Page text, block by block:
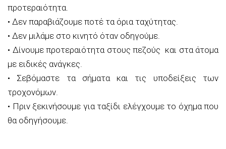
προτεραιότητα.
• Δεν παραβιάζουμε ποτέ τα όρια ταχύτητας.
• Δεν μιλάμε στο κινητό όταν οδηγούμε.
• Δίνουμε προτεραιότητα στους πεζούς και στα άτομα
με ειδικές ανάγκες.
• Σεβόμαστε τα σήματα και τις υποδείξεις των
τροχονόμων.
• Πριν ξεκινήσουμε για ταξίδι ελέγχουμε το όχημα που
θα οδηγήσουμε.